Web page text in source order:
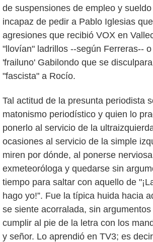
de suspensiones de empleo y
incapaz de pedir a Pablo Iglesias
agresiones que recibió VOX en
"llovían" ladrillos --según Ferreras-- o
'frailuno' Gabilondo que se
"fascista" a Rocío.
Tal actitud de la presunta periodista
matonismo periodístico y quien lo
ponerlo al servicio de la
ocasiones al servicio de la simple
miren por dónde, al ponerse
exmeteoróloga y quedarse sin
tiempo para saltar con aquello de
hago yo!”. Fue la típica huida hacia
se siente acorralada, sin
cumplir al pie de la letra con los
y señor. Lo aprendió en TV3; es